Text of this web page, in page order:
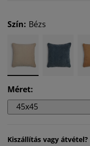
Szín: Bézs
Méret:
45x45
Kiszállítás vagy átvétel?